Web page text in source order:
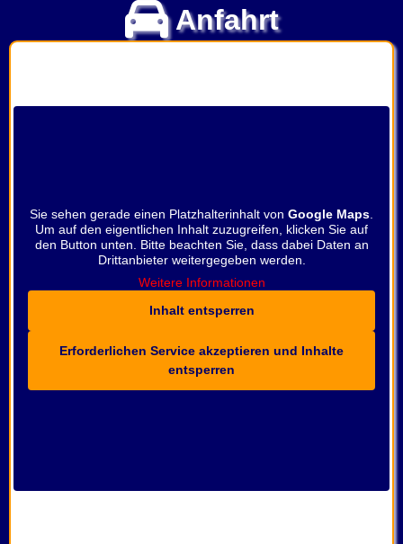
Anfahrt
Sie sehen gerade einen Platzhalterinhalt von Google Maps.
Um auf den eigentlichen Inhalt zuzugreifen, klicken Sie auf
den Button unten. Bitte beachten Sie, dass dabei Daten an
Drittanbieter weitergegeben werden.
Weitere Informationen
Inhalt entsperren
Erforderlichen Service akzeptieren und Inhalte
entsperren